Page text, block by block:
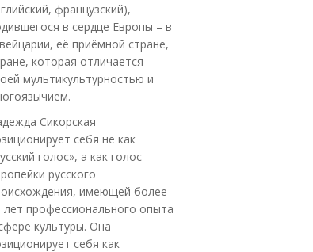
французский),
в сердце Европы – в
её приёмной стране,
которая отличается
мультикультурностью и
Сикорская
себя не как
голос», а как голос
русского
имеющей более
лет профессионального опыта
культуры. Она
себя как